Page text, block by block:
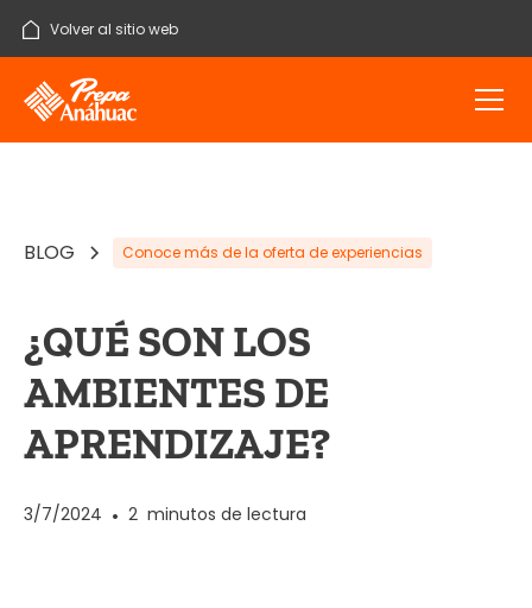
Volver al sitio web
BLOG Conoce más de la oferta de experiencias
¿QUÉ SON LOS
AMBIENTES DE
APRENDIZAJE?
3/7/2024 • 2 minutos de lectura